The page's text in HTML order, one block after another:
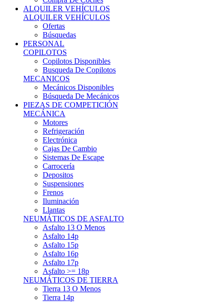
ALQUILER VEHÍCULOS
Ofertas
Búsquedas
PERSONAL
COPILOTOS
Copilotos Disponibles
Busqueda De Copilotos
MECANICOS
Mecánicos Disponibles
Búsqueda De Mecánicos
PIEZAS DE COMPETICIÓN
MECÁNICA
Motores
Refrigeración
Electrónica
Cajas De Cambio
Sistemas De Escape
Carrocería
Depositos
Suspensiones
Frenos
Iluminación
Llantas
NEUMÁTICOS DE ASFALTO
Asfalto 13 O Menos
Asfalto 14p
Asfalto 15p
Asfalto 16p
Asfalto 17p
Asfalto >= 18p
NEUMÁTICOS DE TIERRA
Tierra 13 O Menos
Tierra 14p
Tierra >= 15p